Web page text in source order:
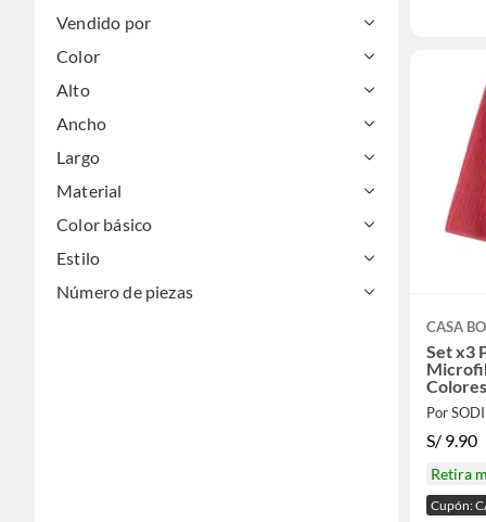
Vendido por
Color
Alto
Ancho
Largo
Material
Color básico
Estilo
Número de piezas
CASA
Set x3
Por
S/ 9.90
Retira
Cupón: